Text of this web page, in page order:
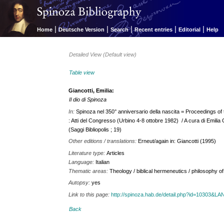
Home | Deutsche Version | Search | Recent entries | Editorial | Help
Detailed View (Default view)
Table view
Giancotti, Emilia:
Il dio di Spinoza
In:Spinoza nel 350° anniversario della nascita = Proceedings
: Atti del Congresso (Urbino 4-8 ottobre 1982) / A cura di Emilia
(Saggi Bibliopolis ; 19)
Other editions / translations:Erneut/again in: Giancotti (1995)
Literature type:Articles
Language: Italian
Thematic areas:Theology / biblical hermeneutics / philosophy
Autopsy:yes
Link to this page:http://spinoza.hab.de/
Back